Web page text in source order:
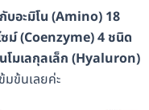
บอะมิโน (Amino) 18
ม์ (Coenzyme) 4 ชนิด
โมเลกุลเล็ก (Hyaluron)
ข้นเลยค่ะ